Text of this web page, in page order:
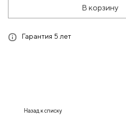
В корзину
Гарантия 5 лет
Назад к списку